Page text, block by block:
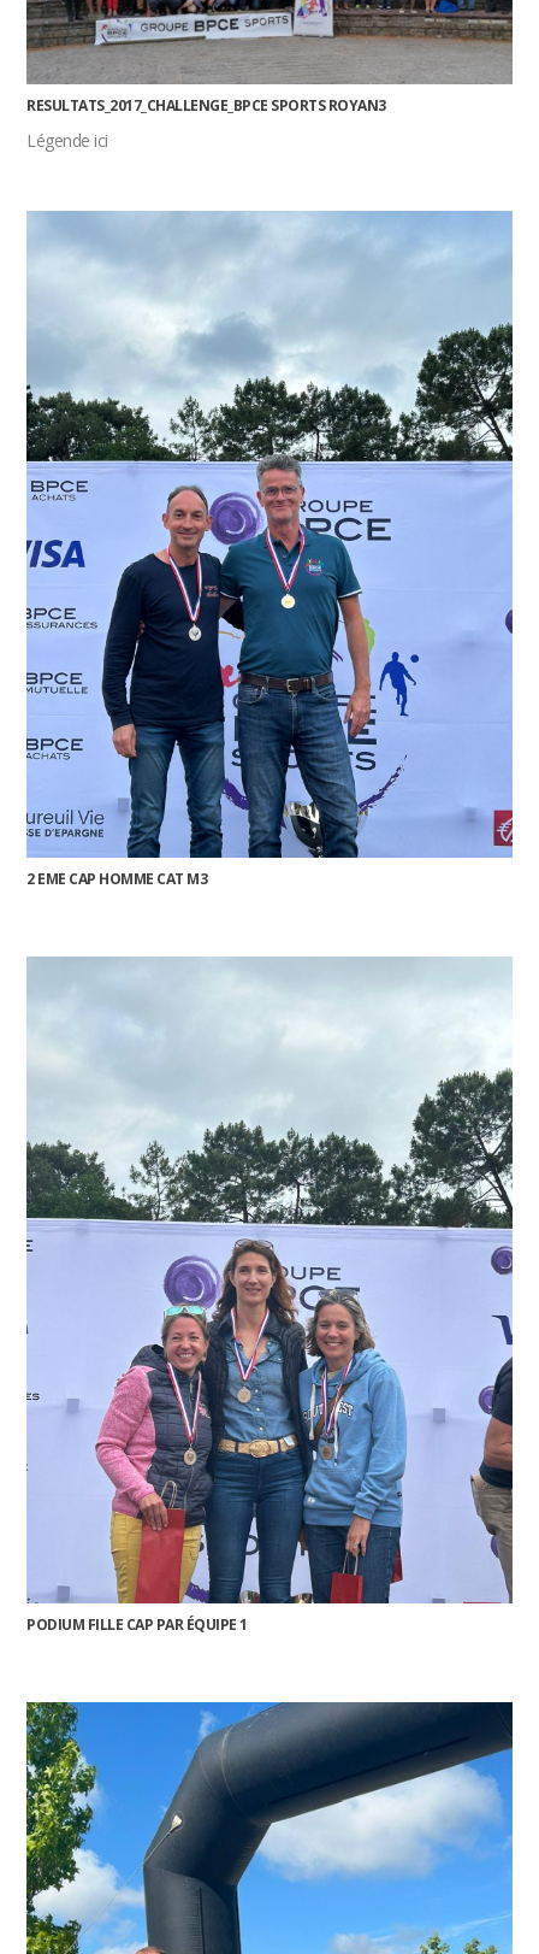
RESULTATS_2017_CHALLENGE_BPCE SPORTS ROYAN3
Légende ici
2 EME CAP HOMME CAT M3
PODIUM FILLE CAP PAR ÉQUIPE 1